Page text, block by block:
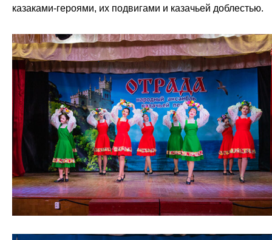
казаками-героями, их подвигами и казачьей доблестью.